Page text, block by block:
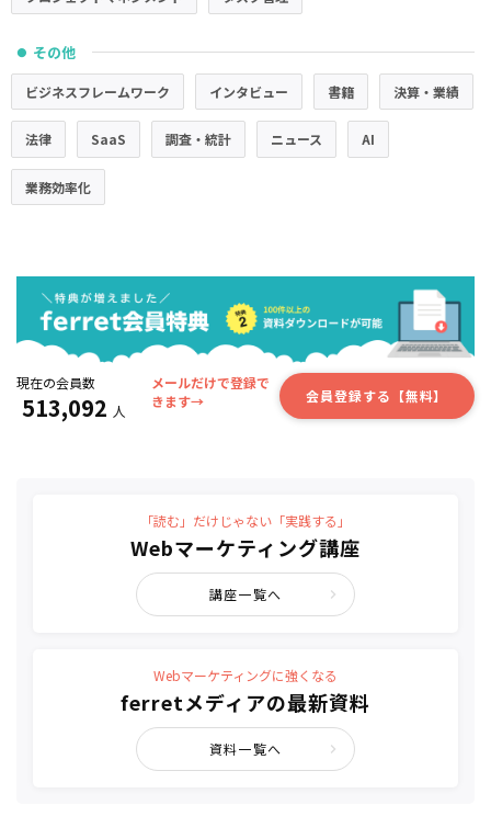
● その他
ビジネスフレームワーク インタビュー 書籍 決算・業績
法律 SaaS 調査・統計 ニュース AI
業務効率化
現在の会員数
513,092 人
メールだけで登録で
きます→
会員登録する【無料】
「読む」だけじゃない「実践する」
Webマーケティング講座
講座一覧へ
Webマーケティングに強くなる
ferretメディアの最新資料
資料一覧へ